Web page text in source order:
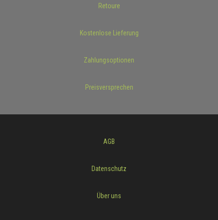
Retoure
Kostenlose Lieferung
Zahlungsoptionen
Preisversprechen
AGB
Datenschutz
Über uns